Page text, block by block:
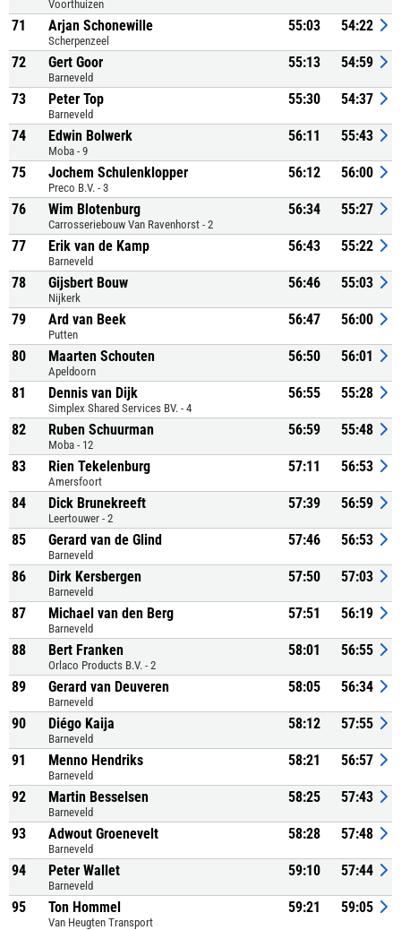
Voorthuizen
71 Arjan Schonewille
Scherpenzeel
55:03 54:22
72 Gert Goor
Barneveld
55:13 54:59
73 Peter Top
Barneveld
55:30 54:37
74 Edwin Bolwerk
Moba - 9
56:11 55:43
75 Jochem Schulenklopper
Preco B.V. - 3
56:12 56:00
76 Wim Blotenburg
Carrosseriebouw Van Ravenhorst - 2
56:34 55:27
77 Erik van de Kamp
Barneveld
56:43 55:22
78 Gijsbert Bouw
Nijkerk
56:46 55:03
79 Ard van Beek
Putten
56:47 56:00
80 Maarten Schouten
Apeldoorn
56:50 56:01
81 Dennis van Dijk
Simplex Shared Services BV. - 4
56:55 55:28
82 Ruben Schuurman
Moba - 12
56:59 55:48
83 Rien Tekelenburg
Amersfoort
57:11 56:53
84 Dick Brunekreeft
Leertouwer - 2
57:39 56:59
85 Gerard van de Glind
Barneveld
57:46 56:53
86 Dirk Kersbergen
Barneveld
57:50 57:03
87 Michael van den Berg
Barneveld
57:51 56:19
88 Bert Franken
Orlaco Products B.V. - 2
58:01 56:55
89 Gerard van Deuveren
Barneveld
58:05 56:34
90 Diégo Kaija
Barneveld
58:12 57:55
91 Menno Hendriks
Barneveld
58:21 56:57
92 Martin Besselsen
Barneveld
58:25 57:43
93 Adwout Groenevelt
Barneveld
58:28 57:48
94 Peter Wallet
Barneveld
59:10 57:44
95 Ton Hommel
Van Heugten Transport
59:21 59:05